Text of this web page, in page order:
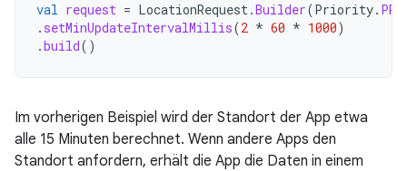
val request = LocationRequest.Builder(Priority.
. setMinUpdateIntervalMillis(2 * 60 * 1000)
.build()
Im vorherigen Beispiel wird der Standort der App etwa
alle 15 Minuten berechnet. Wenn andere Apps den
Standort anfordern, erhält die App die Daten in einem